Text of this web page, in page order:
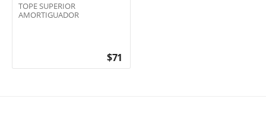
TOPE SUPERIOR
AMORTIGUADOR
$71